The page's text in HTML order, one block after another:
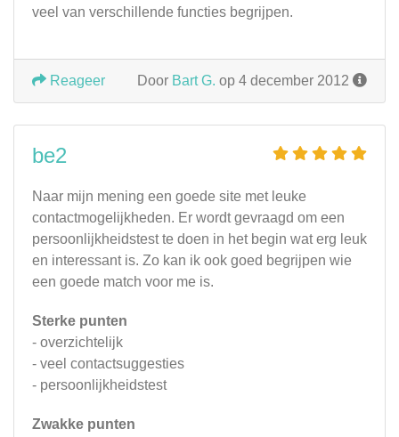
veel van verschillende functies begrijpen.
Door Bart G. op 4 december 2012
Reageer
be2
Naar mijn mening een goede site met leuke
contactmogelijkheden. Er wordt gevraagd om een
persoonlijkheidstest te doen in het begin wat erg leuk
en interessant is. Zo kan ik ook goed begrijpen wie
een goede match voor me is.
Sterke punten
- overzichtelijk
- veel contactsuggesties
- persoonlijkheidstest
Zwakke punten